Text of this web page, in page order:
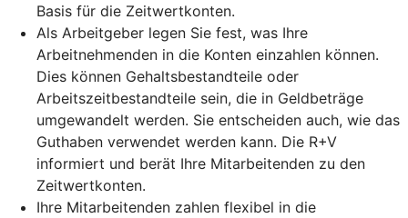
Basis für die Zeitwertkonten.
Als Arbeitgeber legen Sie fest, was Ihre
Arbeitnehmenden in die Konten einzahlen können.
Dies können Gehaltsbestandteile oder
Arbeitszeitbestandteile sein, die in Geldbeträge
umgewandelt werden. Sie entscheiden auch, wie das
Guthaben verwendet werden kann. Die R+V
informiert und berät Ihre Mitarbeitenden zu den
Zeitwertkonten.
Ihre Mitarbeitenden zahlen flexibel in die